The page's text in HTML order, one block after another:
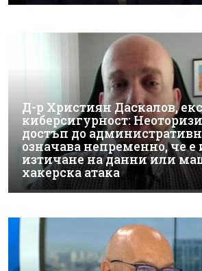
Д-р Християн Даскалов,
киберсигурност:
достъп до
означава непременно, че е
изтичане на данни или
хакерска атака